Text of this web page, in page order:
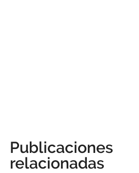
Publicaciones
relacionadas